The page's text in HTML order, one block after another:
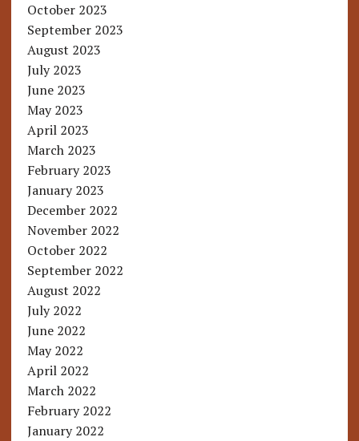
October 2023
September 2023
August 2023
July 2023
June 2023
May 2023
April 2023
March 2023
February 2023
January 2023
December 2022
November 2022
October 2022
September 2022
August 2022
July 2022
June 2022
May 2022
April 2022
March 2022
February 2022
January 2022